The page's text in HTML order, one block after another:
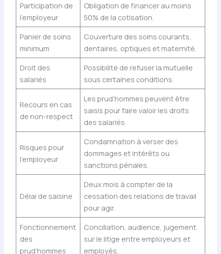
Participation de
l’employeur
Obligation de financer au moins
50% de la cotisation.
Panier de soins
minimum
Couverture des soins courants,
dentaires, optiques et maternité.
Droit des
salariés
Possibilité de refuser la mutuelle
sous certaines conditions.
Recours en cas
de non-respect
Les prud’hommes peuvent être
saisis pour faire valoir les droits
des salariés.
Risques pour
l’employeur
Condamnation à verser des
dommages et intérêts ou
sanctions pénales.
Délai de saisine
Deux mois à compter de la
cessation des relations de travail
pour agir.
Fonctionnement
des
prud’hommes
Conciliation, audience, jugement
sur le litige entre employeurs et
employés.